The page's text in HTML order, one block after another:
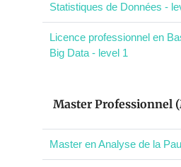
Statistiques de Données -
Licence professionnel en
Big Data - level 1
Master Professionnel
Master en Analyse de la